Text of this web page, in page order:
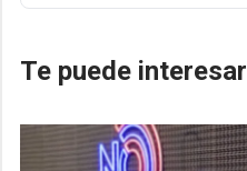
Te puede interesar